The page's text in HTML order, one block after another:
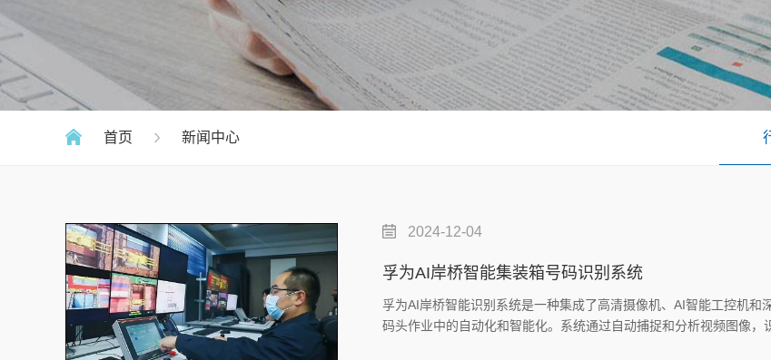
首页 新闻中心
2024-12-04
孚为AI岸桥智能集装箱号码识别系统
孚为AI岸桥智能识别系统是一种集成了高清摄像机、AI智能工控机
码头作业中的自动化和智能化。系统通过自动捕捉和分析视频图像